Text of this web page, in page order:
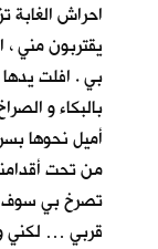
احراش الغابة
يقتربون مني
بي . افلت يدها
بالبكاء و
أميل نحوها
من تحت
تصرخ بي سوف
قربي … لكني